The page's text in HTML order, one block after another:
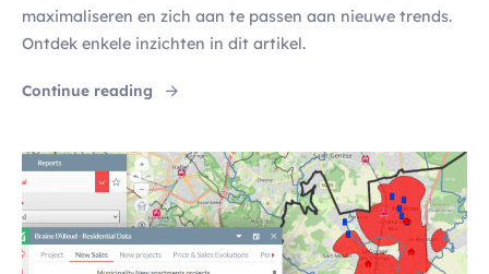
maximaliseren en zich aan te passen aan nieuwe trends.
Ontdek enkele inzichten in dit artikel.
Continue reading "Het herdenken van de handel: De kunst